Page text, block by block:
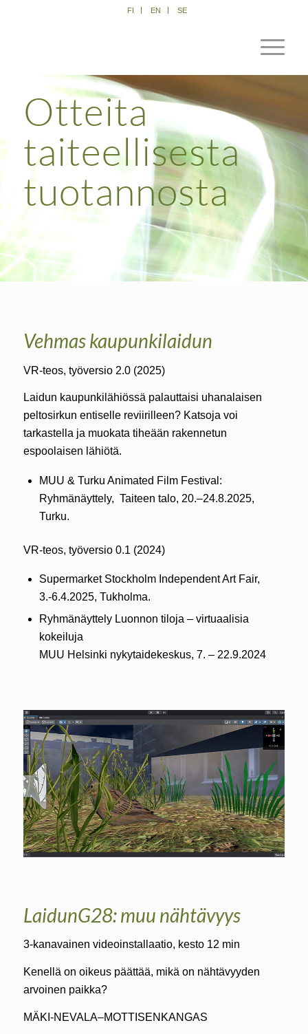
FI EN SE
Otteita
taiteellisesta
tuotannosta
Vehmas kaupunkilaidun
VR-teos, työversio 2.0 (2025)
Laidun kaupunkilähiössä palauttaisi uhanalaisen
peltosirkun entiselle reviirilleen? Katsoja voi
tarkastella ja muokata tiheään rakennetun
espoolaisen lähiötä.
MUU & Turku Animated Film Festival:
Ryhmänäyttely, Taiteen talo, 20.–24.8.2025,
Turku.
VR-teos, työversio 0.1 (2024)
Supermarket Stockholm Independent Art Fair,
3.-6.4.2025, Tukholma.
Ryhmänäyttely Luonnon tiloja – virtuaalisia
kokeiluja
MUU Helsinki nykytaidekeskus, 7. – 22.9.2024
LaidunG28: muu nähtävyys
3-kanavainen videoinstallaatio, kesto 12 min
Kenellä on oikeus päättää, mikä on nähtävyyden
arvoinen paikka?
MÄKI-NEVALA–MOTTISENKANGAS